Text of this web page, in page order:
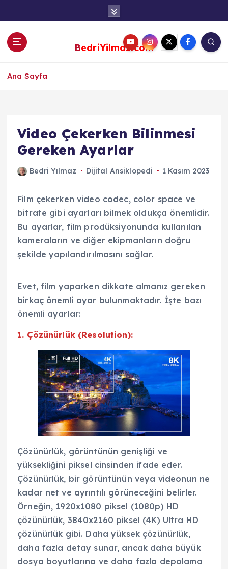
BedriYilmaz.com
Ana Sayfa
Video Çekerken Bilinmesi
Gereken Ayarlar
Bedri Yılmaz Dijital Ansiklopedi 1 Kasım 2023
Film çekerken video codec, color space ve
bitrate gibi ayarları bilmek oldukça önemlidir.
Bu ayarlar, film prodüksiyonunda kullanılan
kameraların ve diğer ekipmanların doğru
şekilde yapılandırılmasını sağlar.
Evet, film yaparken dikkate almanız gereken
birkaç önemli ayar bulunmaktadır. İşte bazı
önemli ayarlar:
1. Çözünürlük (Resolution):
Çözünürlük, görüntünün genişliği ve
yüksekliğini piksel cinsinden ifade eder.
Çözünürlük, bir görüntünün veya videonun ne
kadar net ve ayrıntılı görüneceğini belirler.
Örneğin, 1920x1080 piksel (1080p) HD
çözünürlük, 3840x2160 piksel (4K) Ultra HD
çözünürlük gibi. Daha yüksek çözünürlük,
daha fazla detay sunar, ancak daha büyük
dosya boyutlarına ve daha fazla depolama